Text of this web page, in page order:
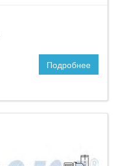
Подробнее